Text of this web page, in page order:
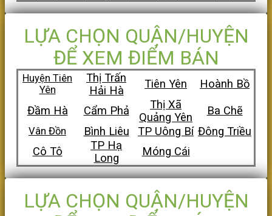
LỰA CHỌN QUẬN/HUYỆN
ĐỂ XEM ĐIỂM BÁN
Huyện Tiên
Yên
Thị Trấn
Hải Hà
Tiên Yên Hoành Bồ
Đầm Hà Cẩm Phả
Thị Xã
Quảng Yên
Ba Chẽ
Vân Đồn Bình Liêu TP Uông Bí Đông Triều
Cô Tô
TP Hạ
Long
Móng Cái
LỰA CHỌN QUẬN/HUYỆN